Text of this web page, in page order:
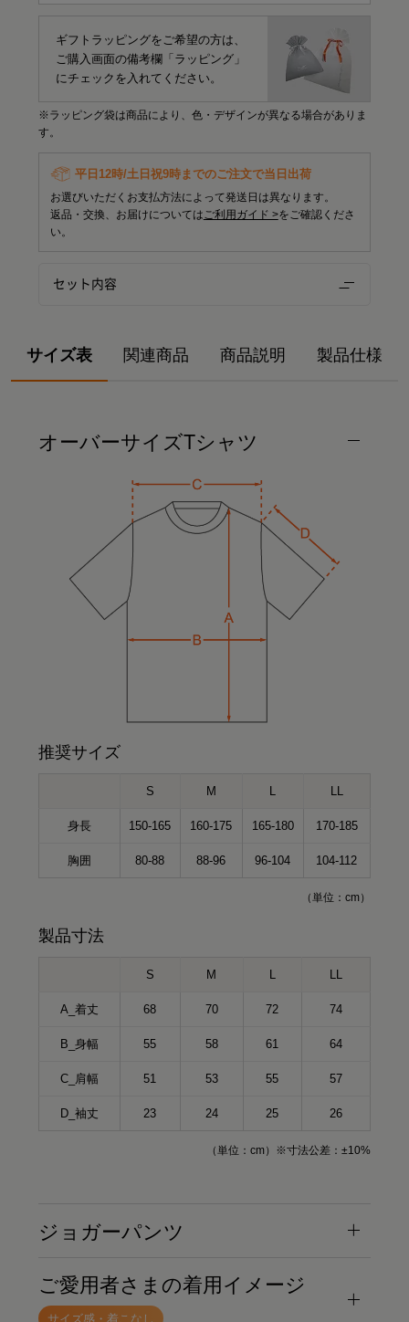
ギフトラッピングをご希望の方は、
ご購入画面の備考欄「ラッピング」
にチェックを入れてください。
※ラッピング袋は商品により、色・デザインが異なる場合がありま
す。
平日12時/土日祝9時までのご注文で当日出荷
お選びいただくお支払方法によって発送日は異なります。
返品・交換、お届けについては ご利用ガイド >をご確認くださ
い。
セット内容
サイズ表 関連商品 商品説明 製品仕様
オーバーサイズTシャツ
推奨サイズ
S M L LL
身長 150-165 160-175 165-180 170-185
胸囲 80-88 88-96 96-104 104-112
（単位：cm）
製品寸法
S M
A_着丈 68 70 72 74
B_身幅 55 58 61 64
C_肩幅 51 53 55 57
D_袖丈 23 24 25 26
（単位：cm）※寸法公差：±10%
ジョガーパンツ
ご愛用者さまの着用イメージ
サイズ感・着こなし